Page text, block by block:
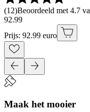
(12)Beoordeeld met 4.7
92.99
Prijs: 92.99 euro
Maak het mooier